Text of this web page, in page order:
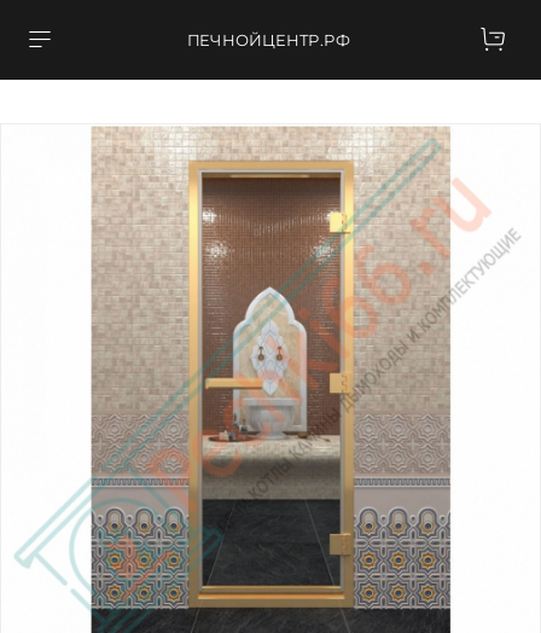
ПЕЧНОЙЦЕНТР.РФ